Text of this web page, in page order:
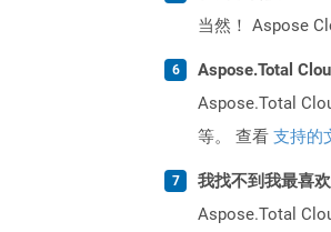
当然！ Aspose
Aspose.Total
Aspose.Total
等。 查看 支持的
我找不到我最喜
Aspose.Total